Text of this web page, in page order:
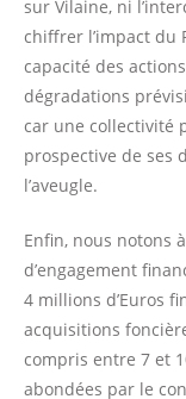
sur Vilaine, ni
chiffrer l’impact du
capacité des
dégradations
car une collectivité
prospective de ses
l’aveugle.
Enfin, nous notons
d’engagement
4 millions d’Euros
acquisitions
compris entre 7 et
abondées par le